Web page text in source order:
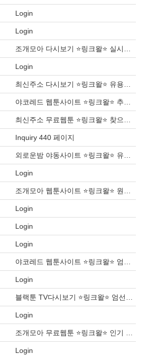
Login
Login
Login
Inquiry 440 페이지
Login
Login
Login
Login
Login
Login
Login